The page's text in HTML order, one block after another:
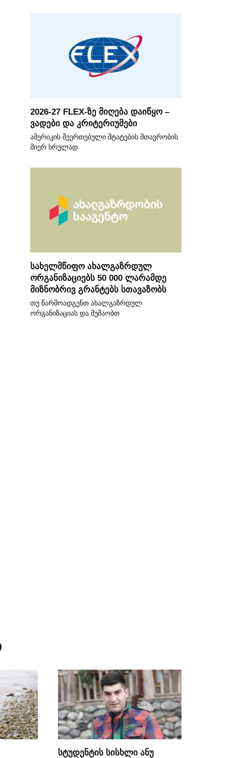
2026-27 FLEX-ზე მიღება დაიწყო –
ვადები და კრიტერიუმები
ამერიკის შეერთებული შტატების მთავრობის
მიერ სრულად
სახელმწიფო ახალგაზრდულ
ორგანიზაციებს 50 000 ლარამდე
მიზნობრივ გრანტებს სთავაზობს
თუ წარმოადგენთ ახალგაზრდულ
ორგანიზაციას და მუშაობთ
სტუდენტის სისხლი ანუ